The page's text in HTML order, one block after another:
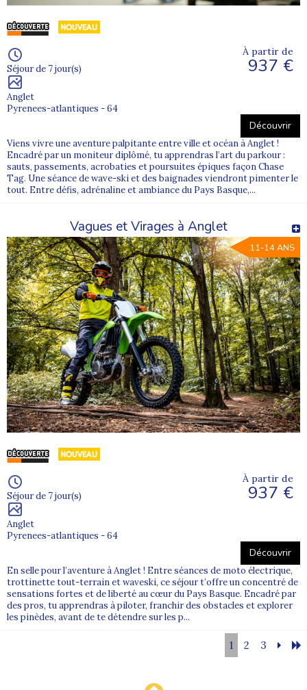
Séjour de 7 jour(s)
Anglet
Pyrenees-atlantiques - 64
À partir de
937 €
Découvrir
Viens vivre une aventure palpitante entre ville et océan à Anglet !
Encadré par un moniteur diplômé, tu apprendras l’art du parkour :
sauts, passements, acrobaties et poursuites épiques façon Chase
Tag. Une séance de wave-ski et des baignades viendront pimenter le
tout. Entre défis, adrénaline et ambiance du Pays Basque,...
Vagues et Virages à Anglet
11-14 ANS
Séjour de 7 jour(s)
Anglet
Pyrenees-atlantiques - 64
À partir de
937 €
Découvrir
En selle pour l’aventure à Anglet ! Entre séances de moto électrique,
trottinette tout-terrain et waveski, ce séjour t’offre un concentré de
sensations fortes et de liberté au cœur du Pays Basque. Encadré par
des pros, tu apprendras à piloter, franchir des obstacles et explorer
les pinèdes, avant de te détendre sur les p...
1 2 3